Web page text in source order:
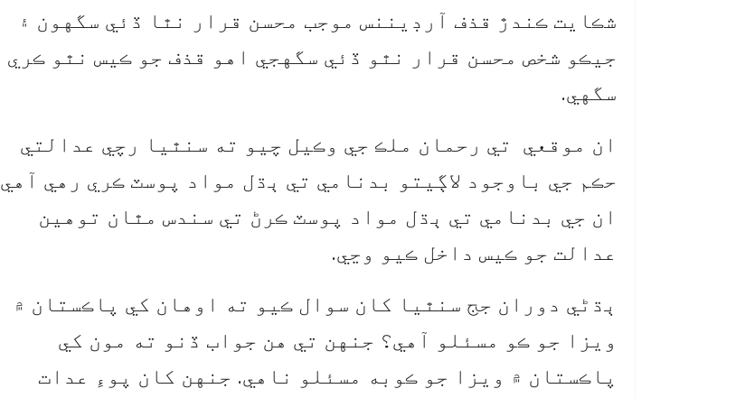
شڪايت ڪندڙ قذف آرڊيننس موجب محسن قرار نٿا ڏئي سگهون ۽
جيڪو شخص محسن قرار نٿو ڏئي سگهجي اهو قذف جو ڪيس نٿو ڪري
سگهي.
ان موقعي تي رحمان ملڪ جي وڪيل چيو ته سنٿيا رچي عدالتي
حڪم جي باوجود لاڳيتو بدنامي تي ٻڌل مواد پوسٽ ڪري رهي آهي
ان جي بدنامي تي ٻڌل مواد پوسٽ ڪرڻ تي سندس مٿان توهين
عدالت جو ڪيس داخل ڪيو وڃي.
ٻڌڻي دوران جج سنٿيا کان سوال ڪيو ته اوهان کي پاڪستان ۾
ويزا جو ڪو مسئلو آهي؟ جنهن تي هن جواب ڏنو ته مون کي
پاڪستان ۾ ويزا جو ڪوبه مسئلو ناهي. جنهن کان پوءِ عدات